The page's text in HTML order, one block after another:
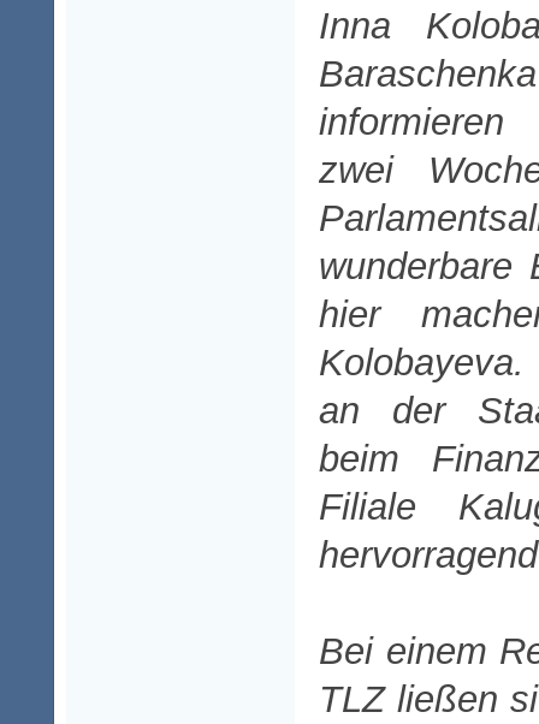
Inna
zwei
wunderbare
hier
an der
beim
Filiale
Bei einem
TLZ ließen